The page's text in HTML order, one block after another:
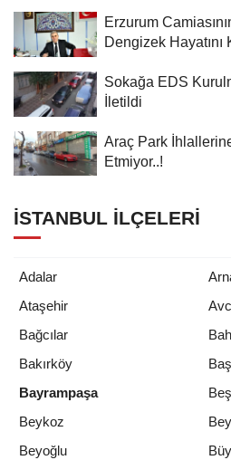
Erzurum
Dengizek Hayatını
Sokağa EDS
İletildi
Araç Park
Etmiyor..!
İSTANBUL İLÇELERI
Adalar
Ataşehir
Bağcılar
Bakırköy
Bayrampaşa
Beykoz
Beyoğlu